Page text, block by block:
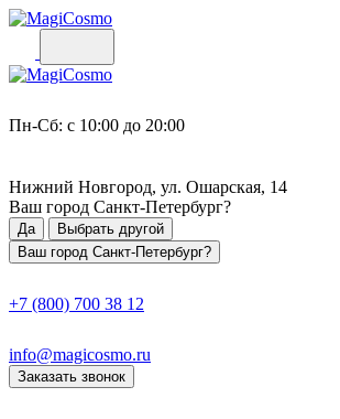
Пн-Сб: с 10:00 до 20:00
Нижний Новгород, ул. Ошарская, 14
Ваш город Санкт-Петербург?
Да
Выбрать другой
Ваш город Санкт-Петербург?
+7 (800) 700 38 12
info@magicosmo.ru
Заказать звонок